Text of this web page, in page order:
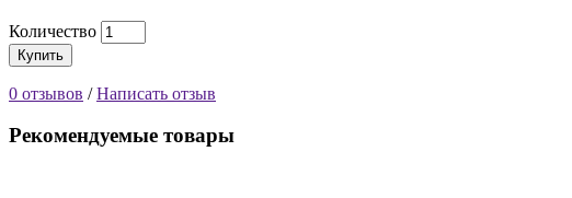
Количество
Купить
0 отзывов /Написать отзыв
Рекомендуемые товары